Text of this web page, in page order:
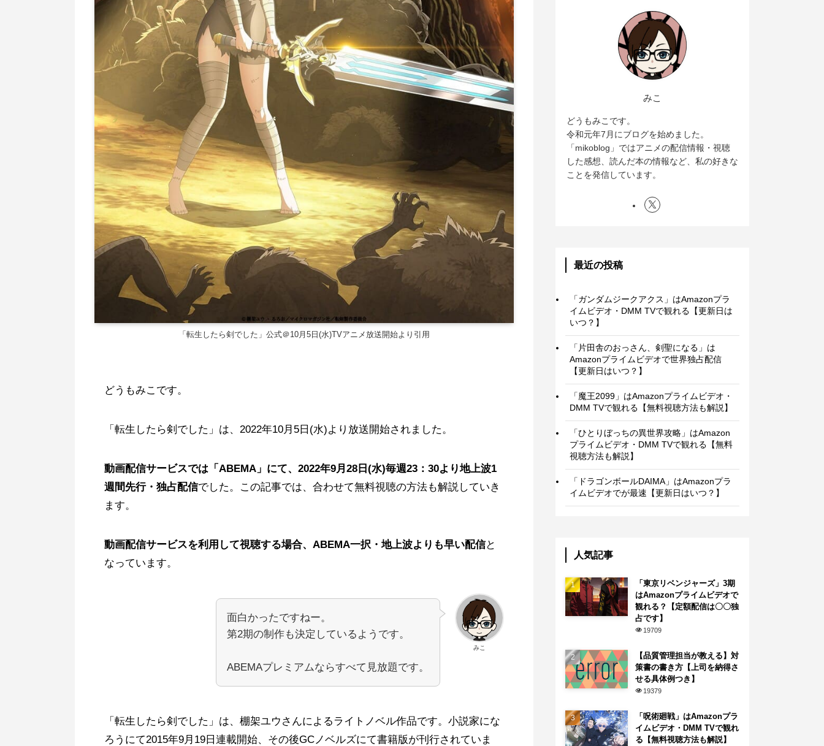
「転生したら剣でした」公式＠10月5日(水)TVアニメ放送開始より引用
どうもみこです。
「転生したら剣でした」は、2022年10月5日(水)より放送開始されました。
動画配信サービスでは「ABEMA」にて、2022年9月28日(水)毎週23：30より地上波1
週間先行・独占配信でした。この記事では、合わせて無料視聴の方法も解説していき
ます。
動画配信サービスを利用して視聴する場合、ABEMA一択・地上波よりも早い配信と
なっています。
みこ
面白かったですねー。
第2期の制作も決定しているようです。
ABEMAプレミアムならすべて見放題です。
「転生したら剣でした」は、棚架ユウさんによるライトノベル作品です。小説家にな
ろうにて2015年9月19日連載開始、その後GCノベルズにて書籍版が刊行されていま
みこ
どうもみこです。
令和元年7月にブログを始めました。
「mikoblog」ではアニメの配信情報・視聴
した感想、読んだ本の情報など、私の好きな
ことを発信しています。
最近の投稿
「ガンダムジークアクス」はAmazonプラ
イムビデオ・DMM TVで観れる【更新日は
いつ？】
「片田舎のおっさん、剣聖になる」は
Amazonプライムビデオで世界独占配信
【更新日はいつ？】
「魔王2099」はAmazonプライムビデオ・
DMM TVで観れる【無料視聴方法も解説】
「ひとりぼっちの異世界攻略」はAmazon
プライムビデオ・DMM TVで観れる【無料
視聴方法も解説】
「ドラゴンボールDAIMA」はAmazonプラ
イムビデオでが最速【更新日はいつ？】
人気記事
「東京リベンジャーズ」3期
はAmazonプライムビデオで
観れる？【定額配信は〇〇独
占です】
19709
【品質管理担当が教える】対
策書の書き方【上司を納得さ
せる具体例つき】
19379
「呪術廻戦」はAmazonプラ
イムビデオ・DMM TVで観れ
る【無料視聴方法も解説】